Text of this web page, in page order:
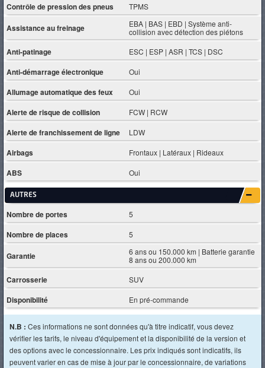
Contrôle de pression des pneus TPMS
Assistance au freinage
EBA | BAS | EBD | Système anti-
collision avec détection des piétons
Anti-patinage ESC | ESP | ASR | TCS | DSC
Anti-démarrage électronique Oui
Allumage automatique des feux Oui
Alerte de risque de collision FCW | RCW
Alerte de franchissement de ligne LDW
Airbags Frontaux | Latéraux | Rideaux
ABS Oui
AUTRES
Nombre de portes 5
Nombre de places 5
Garantie
6 ans ou 150.000 km | Batterie garantie
8 ans ou 200.000 km
Carrosserie SUV
Disponibilité En pré-commande
N.B : Ces informations ne sont données qu'à titre indicatif, vous devez
vérifier les tarifs, le niveau d'équipement et la disponibilité de la version et
des options avec le concessionnaire. Les prix indiqués sont indicatifs, ils
peuvent varier en cas de mise à jour par le concessionnaire, de variations